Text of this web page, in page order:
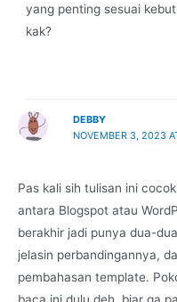
yang penting sesuai
kak?
DEBBY
NOVEMBER 3, 2023
Pas kali sih tulisan ini
antara Blogspot atau
berakhir jadi punya dua-
jelasin perbandingannya,
pembahasan template.